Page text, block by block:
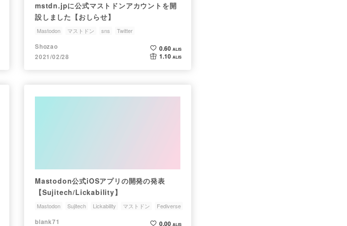
mstdn.jpに公式マストドンアカウントを開
設しました【おしらせ】
Mastodon マストドン sns Twitter
Shozao
2021/02/28
0.60 ALIS
1.10 ALIS
Mastodon公式iOSアプリの開発の発表
【Sujitech/Lickability】
Mastodon Sujitech Lickability マストドン Fediverse
blank71
0.00 ALIS